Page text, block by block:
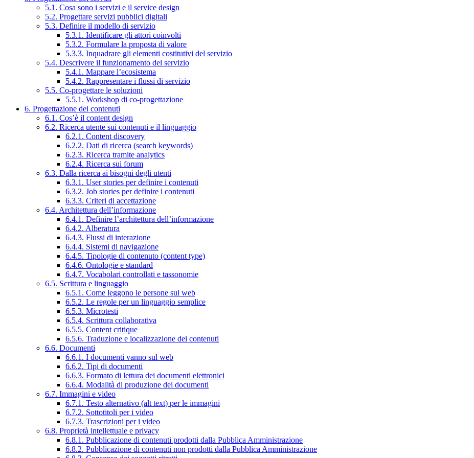
5.1. Cosa sono i servizi e il service design
5.2. Progettare servizi pubblici digitali
5.3. Definire il modello di servizio
5.3.1. Identificare gli attori coinvolti
5.3.2. Formulare la proposta di valore
5.3.3. Inquadrare gli elementi costitutivi del servizio
5.4. Descrivere il funzionamento del servizio
5.4.1. Mappare l’ecosistema
5.4.2. Rappresentare i flussi di servizio
5.5. Co-progettare le soluzioni
5.5.1. Workshop di co-progettazione
6. Progettazione dei contenuti
6.1. Cos’è il content design
6.2. Ricerca utente sui contenuti e il linguaggio
6.2.1. Content discovery
6.2.2. Dati di ricerca (search keywords)
6.2.3. Ricerca tramite analytics
6.2.4. Ricerca sui forum
6.3. Dalla ricerca ai bisogni degli utenti
6.3.1. User stories per definire i contenuti
6.3.2. Job stories per definire i contenuti
6.3.3. Criteri di accettazione
6.4. Architettura dell’informazione
6.4.1. Definire l’architettura dell’informazione
6.4.2. Alberatura
6.4.3. Flussi di interazione
6.4.4. Sistemi di navigazione
6.4.5. Tipologie di contenuto (content type)
6.4.6. Ontologie e standard
6.4.7. Vocabolari controllati e tassonomie
6.5. Scrittura e linguaggio
6.5.1. Come leggono le persone sul web
6.5.2. Le regole per un linguaggio semplice
6.5.3. Microtesti
6.5.4. Scrittura collaborativa
6.5.5. Content critique
6.5.6. Traduzione e localizzazione dei contenuti
6.6. Documenti
6.6.1. I documenti vanno sul web
6.6.2. Tipi di documenti
6.6.3. Formato di lettura dei documenti elettronici
6.6.4. Modalità di produzione dei documenti
6.7. Immagini e video
6.7.1. Testo alternativo (alt text) per le immagini
6.7.2. Sottotitoli per i video
6.7.3. Trascrizioni per i video
6.8. Proprietà intellettuale e privacy
6.8.1. Pubblicazione di contenuti prodotti dalla Pubblica Amministrazione
6.8.2. Pubblicazione di contenuti non prodotti dalla Pubblica Amministrazione